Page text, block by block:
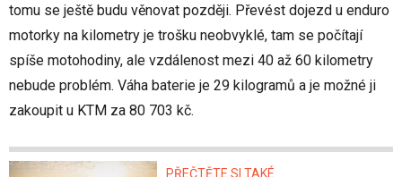
tomu se ještě budu věnovat později. Převést dojezd u enduro
motorky na kilometry je trošku neobvyklé, tam se počítají
spíše motohodiny, ale vzdálenost mezi 40 až 60 kilometry
nebude problém. Váha baterie je 29 kilogramů a je možné ji
zakoupit u KTM za 80 703 kč.
PŘEČTĚTE SI TAKÉ